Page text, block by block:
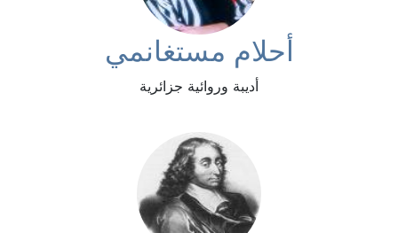
أحلام مستغانمي
أديبة وروائية جزائرية